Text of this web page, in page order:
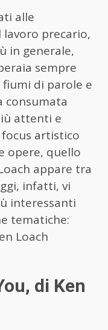
alle
precario,
in generale,
sempre
di parole e
consumata
attenti e
artistico
opere, quello
appare tra
infatti, vi
interessanti
tematiche:
Loach
di Ken